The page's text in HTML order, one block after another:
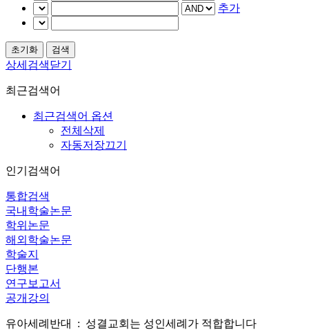
추가
상세검색닫기
최근검색어
최근검색어 옵션
전체삭제
자동저장끄기
인기검색어
통합검색
국내학술논문
학위논문
해외학술논문
학술지
단행본
연구보고서
공개강의
유아세례반대 : 성결교회는 성인세례가 적합합니다